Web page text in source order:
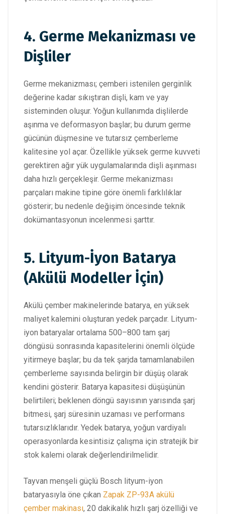
4. Germe Mekanizması ve
Dişliler
Germe mekanizması; çemberi istenilen gerginlik
değerine kadar sıkıştıran dişli, kam ve yay
sisteminden oluşur. Yoğun kullanımda dişlilerde
aşınma ve deformasyon başlar; bu durum germe
gücünün düşmesine ve tutarsız çemberleme
kalitesine yol açar. Özellikle yüksek germe kuvveti
gerektiren ağır yük uygulamalarında dişli aşınması
daha hızlı gerçekleşir. Germe mekanizması
parçaları makine tipine göre önemli farklılıklar
gösterir; bu nedenle değişim öncesinde teknik
dokümantasyonun incelenmesi şarttır.
5. Lityum-İyon Batarya
(Akülü Modeller İçin)
Akülü çember makinelerinde batarya, en yüksek
maliyet kalemini oluşturan yedek parçadır. Lityum-
iyon bataryalar ortalama 500–800 tam şarj
döngüsü sonrasında kapasitelerini önemli ölçüde
yitirmeye başlar; bu da tek şarjda tamamlanabilen
çemberleme sayısında belirgin bir düşüş olarak
kendini gösterir. Batarya kapasitesi düşüşünün
belirtileri; beklenen döngü sayısının yarısında şarj
bitmesi, şarj süresinin uzaması ve performans
tutarsızlıklarıdır. Yedek batarya, yoğun vardiyalı
operasyonlarda kesintisiz çalışma için stratejik bir
stok kalemi olarak değerlendirilmelidir.
Tayvan menşeli güçlü Bosch lityum-iyon
bataryasıyla öne çıkan Zapak ZP-93A akülü
çember makinası, 20 dakikalık hızlı şarj özelliği ve